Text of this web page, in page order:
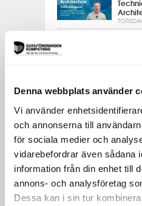
Denna webbplats använder
Vi använder
och annonserna till
för sociala medier och
vidarebefordrar även sådana
information från din enhet till
annons- och analysföretag
Dessa kan i sin tur
Att
Möt
TISDAG